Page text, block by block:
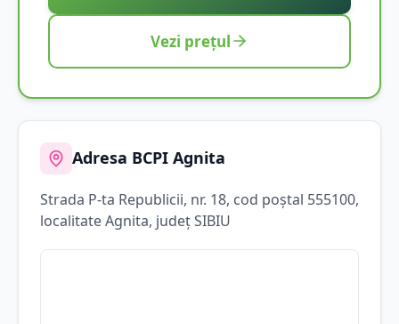
Vezi prețul
Adresa BCPI Agnita
Strada P-ta Republicii, nr. 18, cod poștal 555100,
localitateAgnita, județSIBIU